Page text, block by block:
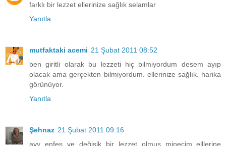
farklı bir lezzet ellerinize sağlık selamlar
Yanıtla
mutfaktaki acemi 21 Şubat 2011 08:52
ben giritli olarak bu lezzeti hiç bilmiyordum desem ayıp
olacak ama gerçekten bilmiyordum. ellerinize sağlık. harika
görünüyor.
Yanıtla
Şehnaz 21 Şubat 2011 09:16
ayy enfes ve değişik bir lezzet olmuş minecim..elllerine